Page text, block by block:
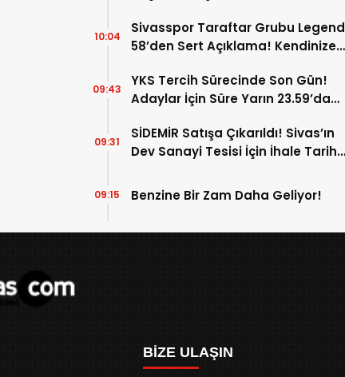
Sivasspor Taraftar Grubu Legend
58’den Sert Açıklama! Kendinize
10:04
YKS Tercih Sürecinde Son Gün!
Adaylar İçin Süre Yarın 23.59’da
09:43
SİDEMİR Satışa Çıkarıldı! Sivas’ın
Dev Sanayi Tesisi İçin İhale Tarihi
09:31
Benzine Bir Zam Daha Geliyor!
09:15
BİZE ULAŞIN